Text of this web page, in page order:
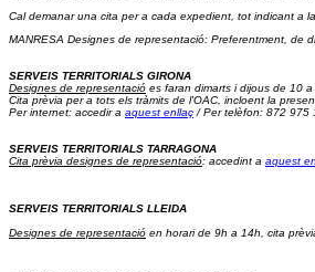
Cal demanar una cita per a cada expedient, tot indicant a
MANRESA Designes de representació: Preferentment, de
SERVEIS TERRITORIALS GIRONA
Designes de representació es faran dimarts i dijous de 10
Cita prèvia per a tots els tràmits de l'OAC, incloent la
Per internet: accedir a aquest enllaç / Per telèfon: 872 975
SERVEIS TERRITORIALS TARRAGONA
Cita prèvia designes de representació: accedint a aquest
SERVEIS TERRITORIALS LLEIDA
Designes de representació en horari de 9h a 14h, cita